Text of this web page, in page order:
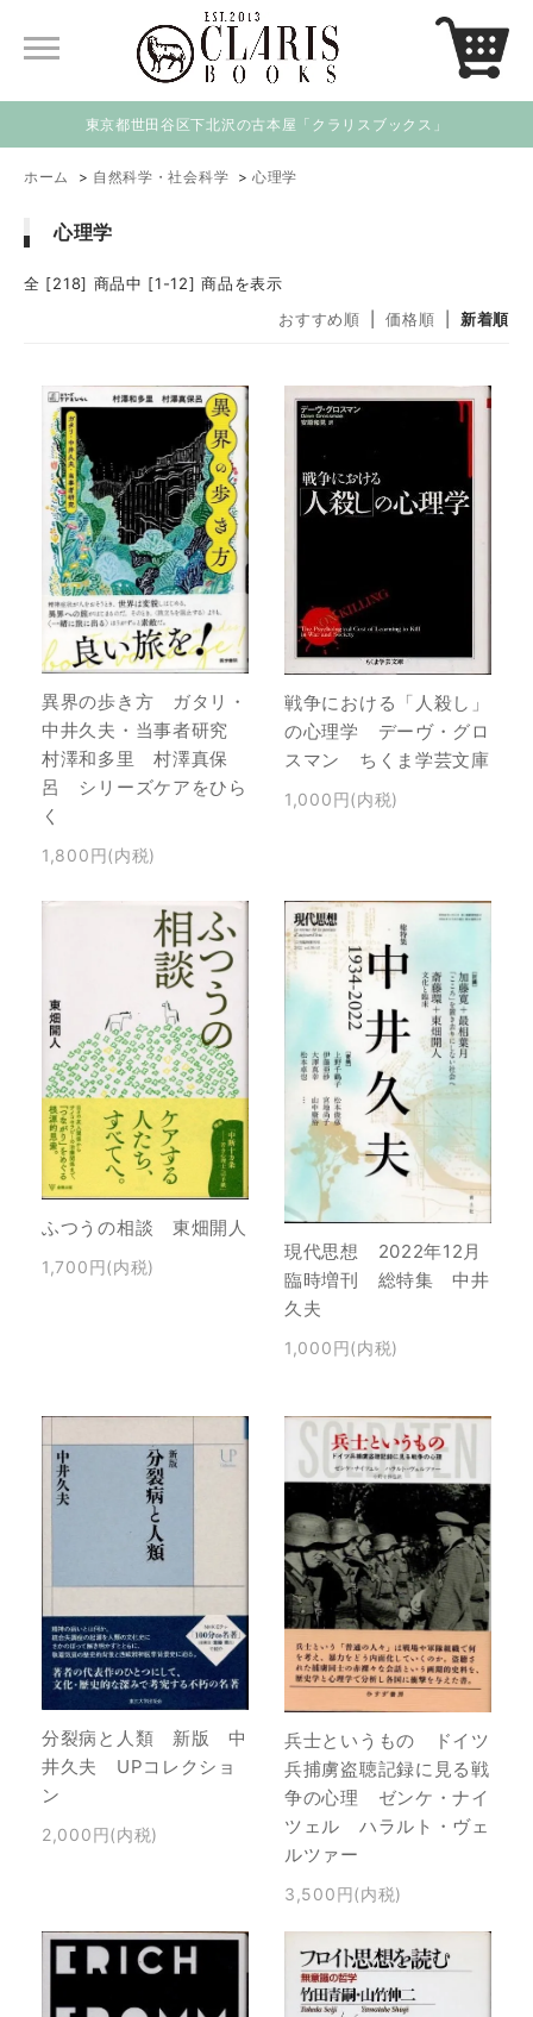
東京都世田谷区下北沢の古本屋「クラリスブックス」
ホーム > 自然科学・社会科学 >心理学
心理学
全 [218] 商品中 [1-12] 商品を表示
おすすめ順
価格順 新着順
異界の歩き方 ガタリ・
中井久夫・当事者研究
村澤和多里 村澤真保
呂 シリーズケアをひら
く
1,800円(内税)
戦争における「人殺し」
の心理学 デーヴ・グロ
スマン ちくま学芸文庫
1,000円(内税)
ふつうの相談 東畑開人
1,700円(内税)
現代思想 2022年12月
臨時増刊 総特集 中井
久夫
1,000円(内税)
分裂病と人類 新版 中
井久夫 UPコレクショ
ン
2,000円(内税)
兵士というもの ドイツ
兵捕虜盗聴記録に見る戦
争の心理 ゼンケ・ナイ
ツェル ハラルト・ヴェ
ルツァー
3,500円(内税)